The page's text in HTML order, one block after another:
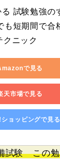
る 試験勉強の
も短期間で合
クニック
で見る
天市場で見る
ョッピングで見る
試験 この勉